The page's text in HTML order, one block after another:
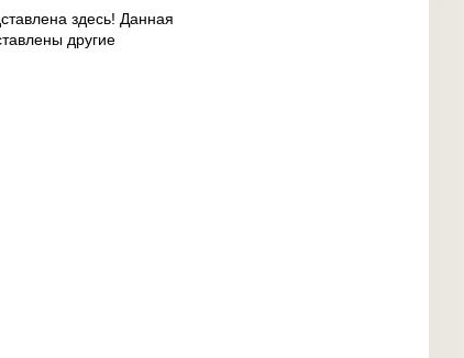
здесь! Данная
другие